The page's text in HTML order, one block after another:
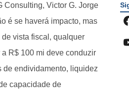
Consulting, Victor G. Jorge
é se haverá impacto, mas
vista fiscal, qualquer
R$ 100 mi deve conduzir
de endividamento, liquidez
capacidade de